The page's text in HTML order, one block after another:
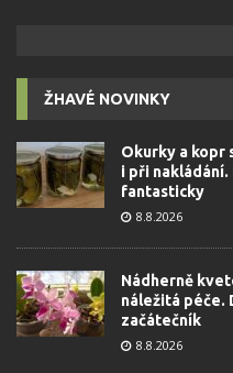
ŽHAVÉ NOVINKY
Okurky a kopr
i při
fantasticky
8.8.2026
Nádherně
náležitá péče.
začátečník
8.8.2026